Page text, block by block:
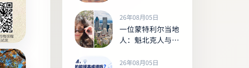
或面临最高1000
加元罚款
26年08月05日
一位蒙特利尔当地
人：魁北克人与其
显著差异
26年08月05日